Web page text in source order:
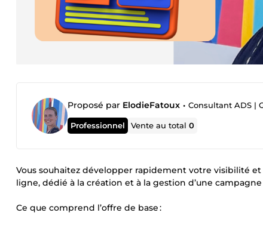
Proposé par ElodieFatoux • Consultant ADS |
Professionnel Vente au total0
Vous souhaitez développer rapidement votre visibilité et
ligne, dédié à la création et à la gestion d’une
Ce que comprend l’offre de base :